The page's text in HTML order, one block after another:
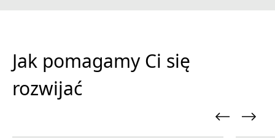
Jak pomagamy Ci się
rozwijać